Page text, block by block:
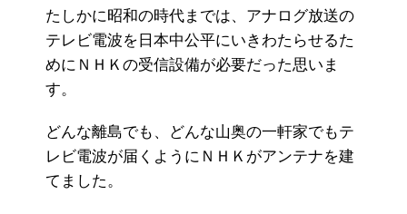
たしかに昭和の時代までは、アナログ放送の
テレビ電波を日本中公平にいきわたらせるた
めにＮＨＫの受信設備が必要だった思いま
す。
どんな離島でも、どんな山奥の一軒家でもテ
レビ電波が届くようにＮＨＫがアンテナを建
てました。